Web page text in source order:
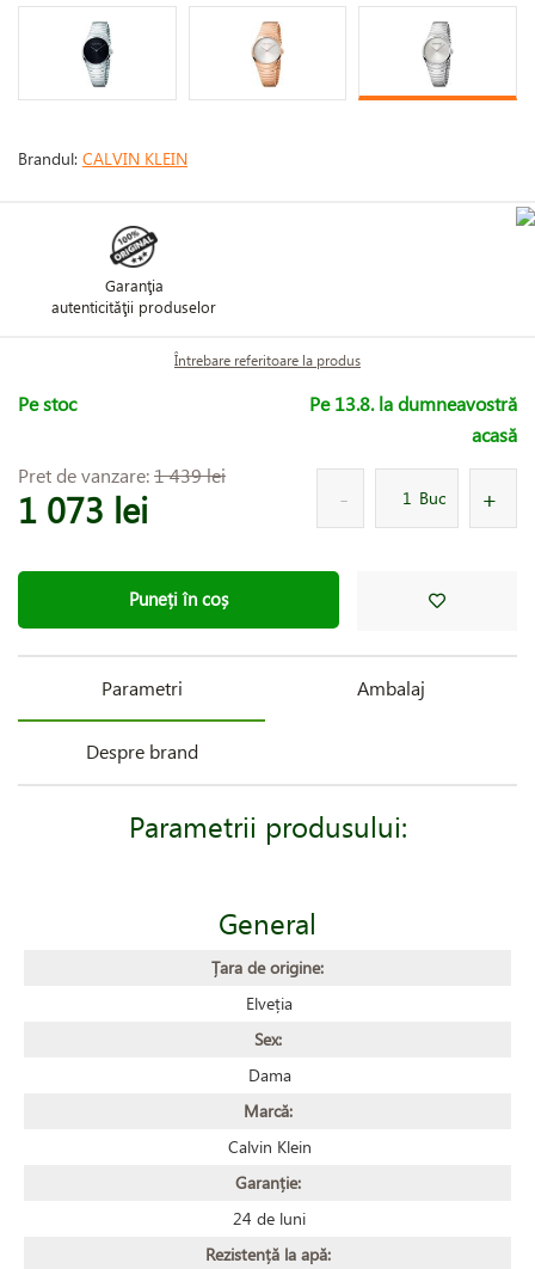
Brandul: CALVIN KLEIN
Garanţia
autenticităţii produselor
Întrebare referitoare la produs
Pe stoc
Pe 13.8. la dumneavostră
acasă
Pret de vanzare:1 439 lei
1 073 lei Buc
Puneți în coș
Parametri Ambalaj
Despre brand
Parametrii produsului:
General
Țara de origine:
Elveția
Sex:
Dama
Marcă:
Calvin Klein
Garanție:
24 de luni
Rezistență la apă: